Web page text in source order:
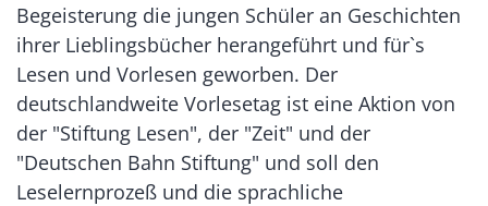
Begeisterung die jungen Schüler an Geschichten
ihrer Lieblingsbücher herangeführt und für`s
Lesen und Vorlesen geworben. Der
deutschlandweite Vorlesetag ist eine Aktion von
der "Stiftung Lesen", der "Zeit" und der
"Deutschen Bahn Stiftung" und soll den
Leselernprozeß und die sprachliche